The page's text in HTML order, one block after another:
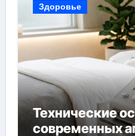
Здоровье
Технические
современных